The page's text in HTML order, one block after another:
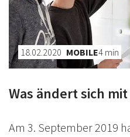
18.02.2020 MOBILE4 min
Was ändert sich
Am 3. September 2019